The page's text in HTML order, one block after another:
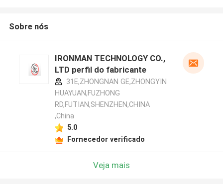
Sobre nós
IRONMAN TECHNOLOGY CO.,
LTD perfil do fabricante
31E,ZHONGNAN GE,ZHONGYIN
HUAYUAN,FUZHONG
RD,FUTIAN,SHENZHEN,CHINA
,China
5.0
Fornecedor verificado
Veja mais